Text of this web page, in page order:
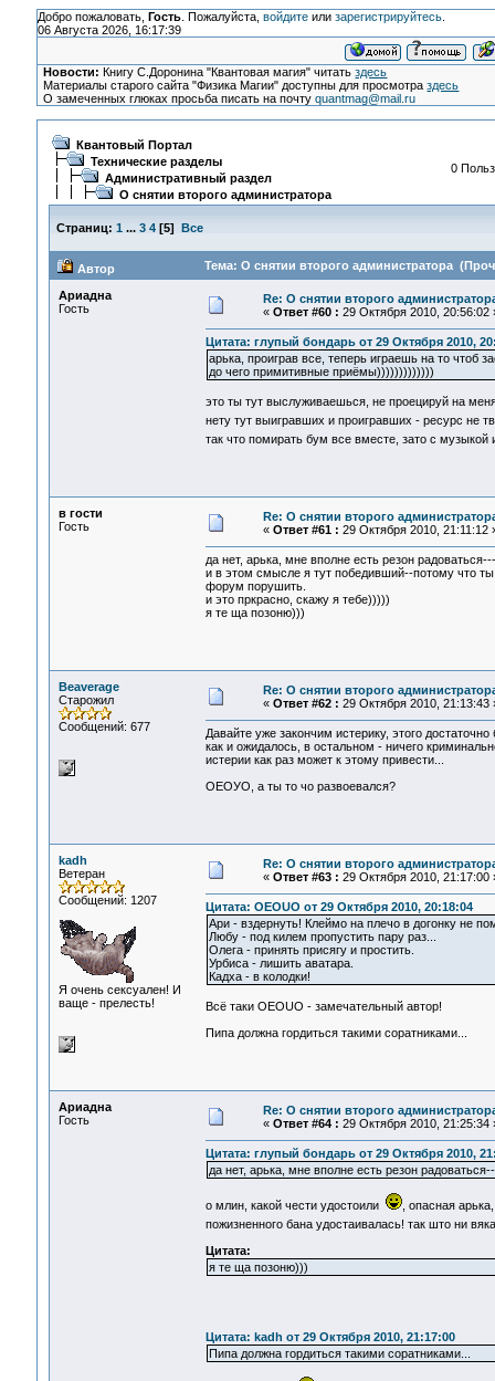
Добро пожаловать, Гость. Пожалуйста, войдитеили зарегистрируйтесь.
06 Августа 2026, 16:17:39
Новости: Книгу С.Доронина "Квантовая магия" читатьздесь
Материалы старого сайта "Физика Магии" доступны для просмотраздесь
О замеченных глюках просьба писать на почтуquantmag@mail.ru
Квантовый Портал
Технические разделы
Административный раздел
О снятии второго администратора
0
Страниц: 1 ... 3 4[5] Все
Автор Тема: О снятии второго администратора
Ариадна
Гость
Re: О снятии второго
« Ответ #60 : 29 Октября 2010, 20:56:02
Цитата: глупый бондарь от 29 Октября 2010,
арька, проиграв все, теперь играешь на то чтоб
до чего примитивные приёмы)))))))))))))
это ты тут выслуживаешься, не проецируй на
нету тут выигравших и проигравших - ресурс не
так что помирать бум все вместе, зато с музыкой
в гости
Гость
Re: О снятии второго
« Ответ #61 : 29 Октября 2010, 21:11:12
да нет, арька, мне вполне есть резон
и в этом смысле я тут победивший--потому что
форум порушить.
и это пркрасно, скажу я тебе)))))
я те ща позоню)))
Beaverage
Старожил
Сообщений: 677
Re: О снятии второго
« Ответ #62 : 29 Октября 2010, 21:13:43
Давайте уже закончим истерику, этого
как и ожидалось, в остальном - ничего
истерии как раз может к этому привести...
ОЕОУО, а ты то чо развоевался?
kadh
Ветеран
Сообщений: 1207
Я очень сексуален! И
ваще - прелесть!
Re: О снятии второго
« Ответ #63 : 29 Октября 2010, 21:17:00
Цитата: OEOUO от 29 Октября 2010, 20:18:04
Ари - вздернуть! Клеймо на плечо в догонку не
Любу - под килем пропустить пару раз...
Олега - принять присягу и простить.
Урбиса - лишить аватара.
Кадха - в колодки!
Всё таки OEOUO - замечательный автор!
Пипа должна гордиться такими соратниками...
Ариадна
Гость
Re: О снятии второго
« Ответ #64 : 29 Октября 2010, 21:25:34
Цитата: глупый бондарь от 29 Октября 2010,
да нет, арька, мне вполне есть резон
о млин, какой чести удостоили
, опасная
пожизненного бана удостаивалась! так што ни
Цитата:
я те ща позоню)))
Цитата: kadh от 29 Октября 2010, 21:17:00
Пипа должна гордиться такими соратниками...